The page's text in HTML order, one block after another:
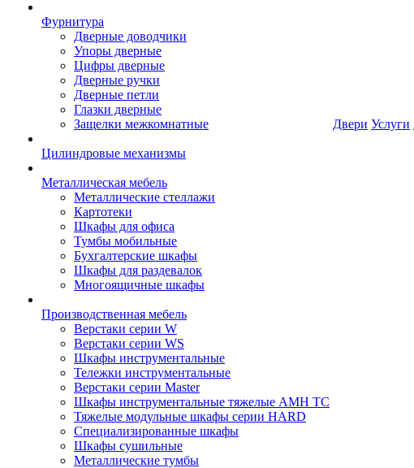
Фурнитура
Дверные доводчики
Упоры дверные
Цифры дверные
Дверные ручки
Дверные петли
Глазки дверные
Защелки межкомнатные
Цилиндровые механизмы
Металлическая мебель
Металлические стеллажи
Картотеки
Шкафы для офиса
Тумбы мобильные
Бухгалтерские шкафы
Шкафы для раздевалок
Многоящичные шкафы
Производственная мебель
Верстаки серии W
Верстаки серии WS
Шкафы инструментальные
Тележки инструментальные
Верстаки серии Master
Шкафы инструментальные тяжелые AMH TC
Тяжелые модульные шкафы серии HARD
Cпециализированные шкафы
Шкафы сушильные
Металлические тумбы
Двери Услуги